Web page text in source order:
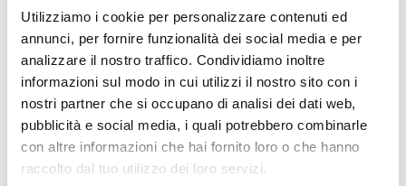
Utilizziamo i cookie per personalizzare contenuti ed
annunci, per fornire funzionalità dei social media e per
analizzare il nostro traffico. Condividiamo inoltre
informazioni sul modo in cui utilizzi il nostro sito con i
nostri partner che si occupano di analisi dei dati web,
pubblicità e social media, i quali potrebbero combinarle
con altre informazioni che hai fornito loro o che hanno
raccolto dal tuo utilizzo dei loro servizi.
Accesorios bases EB00 - Materiales(47)
Accesorios para la prueba de detectores - Materiales
Inicia sesión antes de descargar los contenidos con el
iconolock